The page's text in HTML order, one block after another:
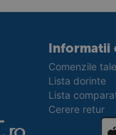
Informatii
Comenzile tale
Lista dorinte
Lista
Cerere retur